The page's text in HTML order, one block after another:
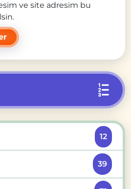
ve site adresim bu
12
39